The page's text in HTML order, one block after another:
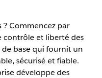
? Commencez par
et liberté des
base qui fournit un
sécurisé et fiable.
développe des